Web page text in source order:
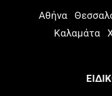
Αθήνα
Καλαμάτα